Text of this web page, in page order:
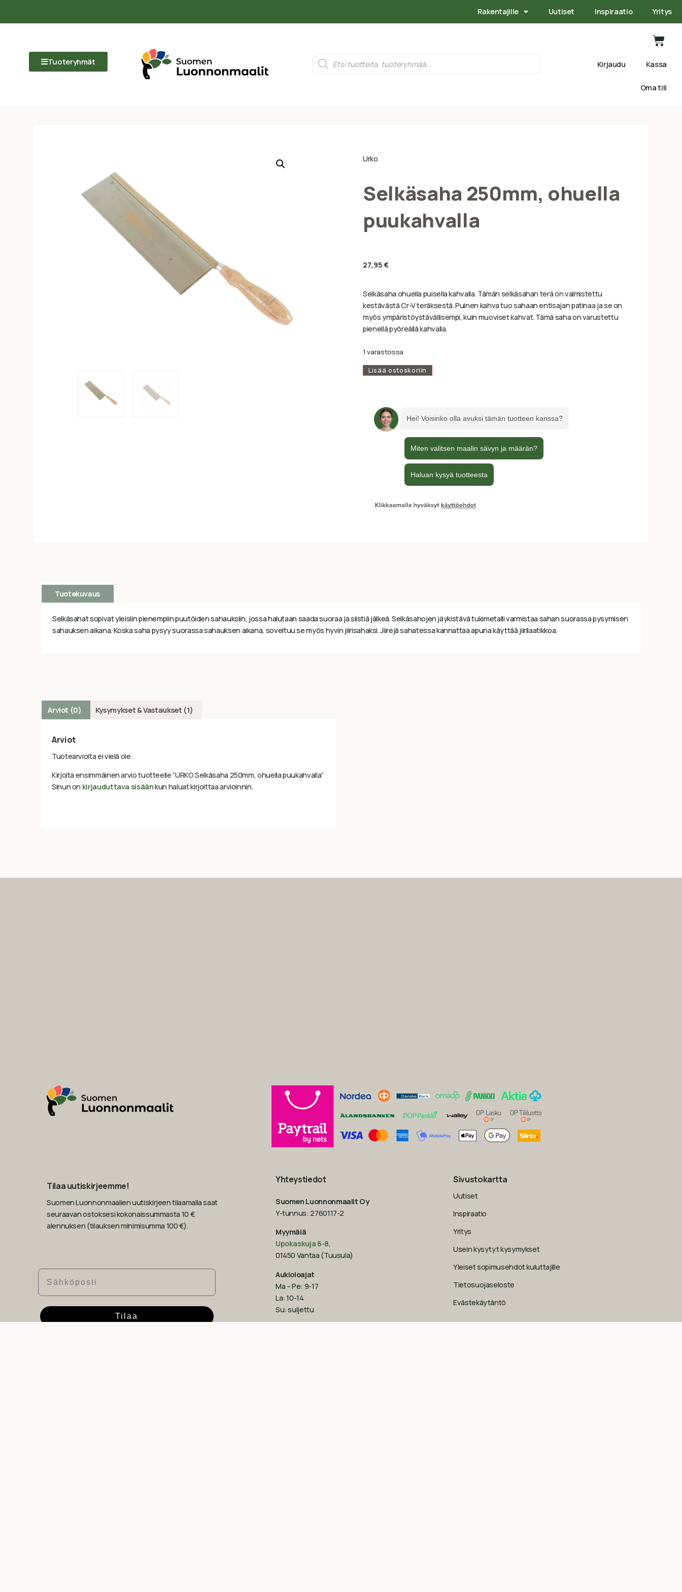
Rakentajille Uutiset Inspiraatio Yritys
Tuoteryhmät Kirjaudu Kassa
Oma tili
Urko
Selkäsaha 250mm, ohuella
puukahvalla
27,95€
Selkäsaha ohuella puisella kahvalla. Tämän selkäsahan terä on valmistettu
kestävästä Cr-V teräksestä. Puinen kahva tuo sahaan entisajan patinaa ja se on
myös ympäristöystävällisempi, kuin muoviset kahvat. Tämä saha on varustettu
pienellä pyöreällä kahvalla.
1 varastossa
Lisää ostoskoriin
Tuotekuvaus
Selkäsahat sopivat yleisiin pienempiin puutöiden sahauksiin, jossa halutaan saada suoraa ja siistiä jälkeä. Selkäsahojen jäykistävä tukimetalli varmistaa sahan suorassa pysymisen
sahauksen aikana. Koska saha pysyy suorassa sahauksen aikana, soveltuu se myös hyvin jiirisahaksi. Jiirejä sahatessa kannattaa apuna käyttää jiirilaatikkoa.
Arviot (0) Kysymykset & Vastaukset (1)
Arviot
Tuotearvioita ei vielä ole.
Kirjoita ensimmäinen arvio tuotteelle “URKO Selkäsaha 250mm, ohuella puukahvalla”
Sinun on kirjauduttava sisäänkun haluat kirjoittaa arvioinnin.
Tilaa uutiskirjeemme!
Suomen Luonnonmaalien uutiskirjeen tilaamalla saat
seuraavan ostoksesi kokonaissummasta 10 €
alennuksen (tilauksen minimisumma 100 €).
Sähköposti
Tilaa
Yhteystiedot
Suomen Luonnonmaalit Oy
Y-tunnus: 2760117-2
Myymälä
Upokaskuja 6-8,
01450 Vantaa (Tuusula)
Aukioloajat
Ma – Pe: 9-17
La: 10-14
Su: suljettu
Sivustokartta
Uutiset
Inspiraatio
Yritys
Usein kysytyt kysymykset
Yleiset sopimusehdot kuluttajille
Tietosuojaseloste
Evästekäytäntö